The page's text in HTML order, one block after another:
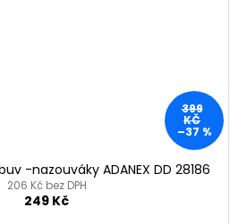
399
KČ
–37 %
-nazouváky ADANEX DD 28186
206 Kč bez DPH
249 Kč